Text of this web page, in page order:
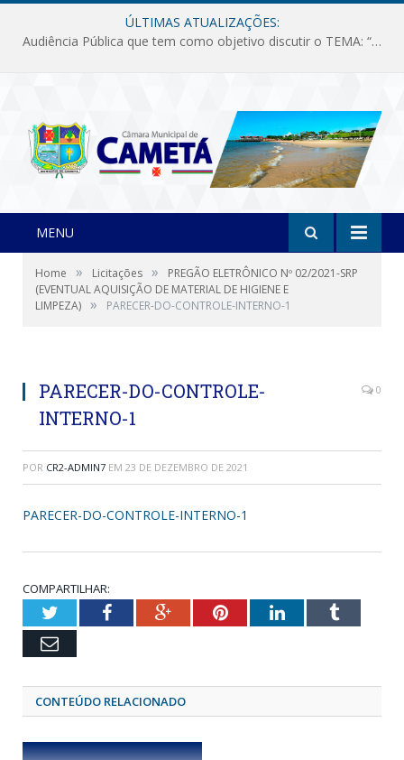
ÚLTIMAS ATUALIZAÇÕES:
Audiência Pública que tem como objetivo discutir o TEMA: “Fornecimento de Energia Elétrica em Debate: Tarifas, Qualidade e Atendimento dos Serviços”
MENU
Home » Licitações »
PREGÃO ELETRÔNICO Nº 02/2021-SRP
(EVENTUAL AQUISIÇÃO DE MATERIAL DE HIGIENE E
LIMPEZA) » PARECER-DO-CONTROLE-INTERNO-1
PARECER-DO-CONTROLE-
INTERNO-1
0
POR CR2-ADMIN7 EM 23 DE DEZEMBRO DE 2021
PARECER-DO-CONTROLE-INTERNO-1
COMPARTILHAR:
TwitterFacebookGoogle+PinterestLinkedInTumblr
Email
CONTEÚDO RELACIONADO